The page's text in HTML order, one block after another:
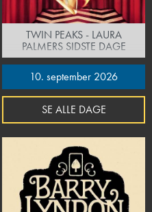
TWIN PEAKS - LAURA
PALMERS SIDSTE DAGE
10. september 2026
SE ALLE DAGE